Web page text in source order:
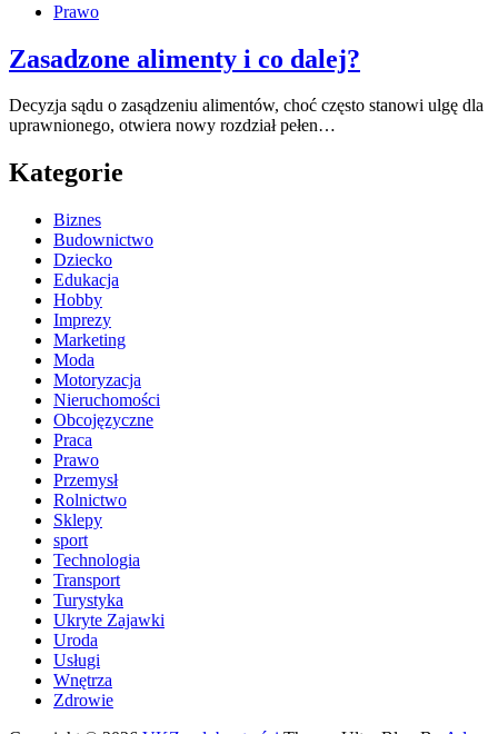
Prawo
Zasadzone alimenty i co dalej?
Decyzja sądu o zasądzeniu alimentów, choć często stanowi ulgę dla
uprawnionego, otwiera nowy rozdział pełen…
Kategorie
Biznes
Budownictwo
Dziecko
Edukacja
Hobby
Imprezy
Marketing
Moda
Motoryzacja
Nieruchomości
Obcojęzyczne
Praca
Prawo
Przemysł
Rolnictwo
Sklepy
sport
Technologia
Transport
Turystyka
Ukryte Zajawki
Uroda
Usługi
Wnętrza
Zdrowie